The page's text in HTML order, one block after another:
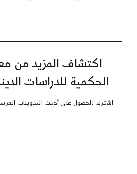
اكتشاف المزيد من
الحكمية للدراسات
اشترك للحصول على أحدث التدوينات